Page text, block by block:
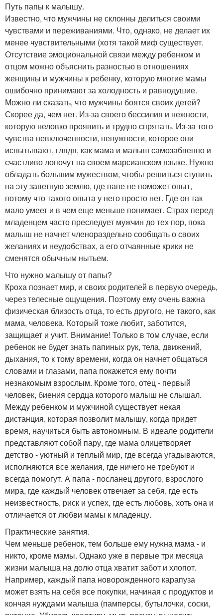
Путь папы к малышу.
Известно, что мужчины не склонны делиться своими
чувствами и переживаниями. Что, однако, не делает их
менее чувствительными (хотя такой миф существует.
Отсутствие эмоциональной связи между ребенком и
отцом можно объяснить разностью в отношениях
женщины и мужчины к ребенку, которую многие мамы
ошибочно принимают за холодность и равнодушие.
Можно ли сказать, что мужчины боятся своих детей?
Скорее да, чем нет. Из-за своего бессилия и нежности,
которую неловко проявить и трудно спрятать. Из-за того
чувства невключенности, ненужности, которое они
испытывают, глядя, как мама и малыш самозабвенно и
счастливо лопочут на своем марсианском языке. Нужно
обладать большим мужеством, чтобы решиться ступить
на эту заветную землю, где папе не поможет опыт,
потому что такого опыта у него просто нет. Где он так
мало умеет и в чем еще меньше понимает. Страх перед
младенцем часто преследует мужчин до тех пор, пока
малыш не начнет членораздельно сообщать о своих
желаниях и неудобствах, а его отчаянные крики не
сменятся обычным нытьем.
Что нужно малышу от папы?
Кроха познает мир, и своих родителей в первую очередь,
через телесные ощущения. Поэтому ему очень важна
физическая близость отца, то есть другого, не такого, как
мама, человека. Который тоже любит, заботится,
защищает и учит. Внимание! Только в том случае, если
ребенок не будет знать папиных рук, тела, движений,
дыхания, то к тому времени, когда он начнет общаться
словами и глазами, папа покажется ему почти
незнакомым взрослым. Кроме того, отец - первый
человек, биения сердца которого малыш не слышал.
Между ребенком и мужчиной существует некая
дистанция, которая позволит малышу, когда придет
время, научиться быть автономным. В идеале родители
представляют собой пару, где мама олицетворяет
детство - уютный и теплый мир, где всегда угадываются,
исполняются все желания, где ничего не требуют и
всегда помогут. А папа - посланец другого, взрослого
мира, где каждый человек отвечает за себя, где есть
неизвестность, риск и успех, где есть любовь, хоть она и
отличается от любви мамы к младенцу.
Практические занятия.
Чем меньше ребенок, тем больше ему нужна мама - и
никто, кроме мамы. Однако уже в первые три месяца
жизни малыша на долю отца хватит забот и хлопот.
Например, каждый папа новорожденного карапуза
может взять на себя все покупки, начиная с продуктов и
кончая нуждами малыша (памперсы, бутылочки, соски,